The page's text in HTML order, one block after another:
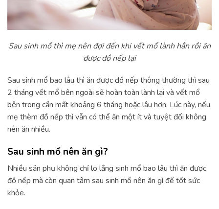
Sau sinh mổ thì mẹ nên đợi đến khi vết mổ lành hẳn rồi ăn
được đồ nếp lại
Sau sinh mổ bao lâu thì ăn được đồ nếp thông thường thì sau
2 tháng vết mổ bên ngoài sẽ hoàn toàn lành lại và vết mổ
bên trong cần mất khoảng 6 tháng hoặc lâu hơn. Lúc này, nếu
mẹ thèm đồ nếp thì vẫn có thể ăn một ít và tuyệt đối không
nên ăn nhiều.
Sau sinh mổ nên ăn gì?
Nhiều sản phụ không chỉ lo lắng sinh mổ bao lâu thì ăn được
đồ nếp mà còn quan tâm sau sinh mổ nên ăn gì để tốt sức
khỏe.